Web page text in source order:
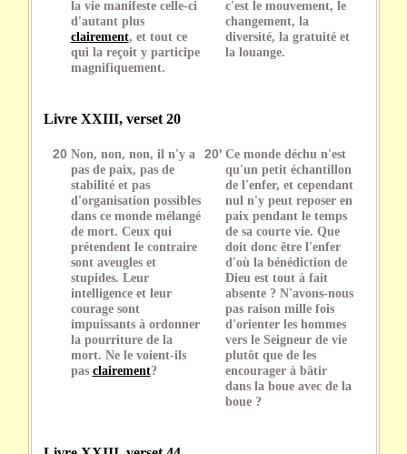
la vie manifeste celle-ci
d'autant plus
clairement, et tout ce
qui la reçoit y participe
magnifiquement.
c'est le mouvement, le
changement, la
diversité, la gratuité et
la louange.
Livre XXIII, verset 20
20 Non, non, non, il n'y a
pas de paix, pas de
stabilité et pas
d'organisation possibles
dans ce monde mélangé
de mort. Ceux qui
prétendent le contraire
sont aveugles et
stupides. Leur
intelligence et leur
courage sont
impuissants à ordonner
la pourriture de la
mort. Ne le voient-ils
pas clairement?
20' Ce monde déchu n'est
qu'un petit échantillon
de l'enfer, et cependant
nul n'y peut reposer en
paix pendant le temps
de sa courte vie. Que
doit donc être l'enfer
d'où la bénédiction de
Dieu est tout à fait
absente ? N'avons-nous
pas raison mille fois
d'orienter les hommes
vers le Seigneur de vie
plutôt que de les
encourager à bâtir
dans la boue avec de la
boue ?